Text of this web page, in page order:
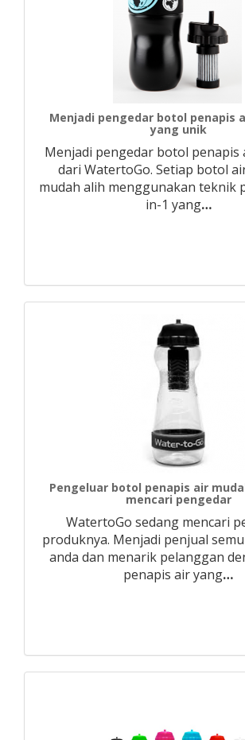
Menjadi pengedar botol penapis
yang unik
Menjadi pengedar botol penapis
dari WatertoGo. Setiap botol
mudah alih menggunakan teknik
in-1 yang…
Pengeluar botol penapis air
mencari pengedar
WatertoGo sedang mencari
produknya. Menjadi penjual
anda dan menarik pelanggan
penapis air yang…